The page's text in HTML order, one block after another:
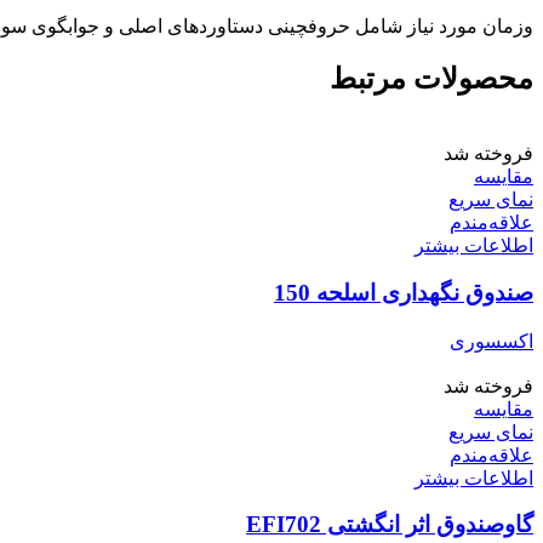
وزمان مورد نیاز شامل حروفچینی دستاوردهای اصلی و جوابگوی
محصولات مرتبط
فروخته شد
مقایسه
نمای سریع
علاقه‌مندم
اطلاعات بیشتر
صندوق نگهداری اسلحه 150
اکسسوری
فروخته شد
مقایسه
نمای سریع
علاقه‌مندم
اطلاعات بیشتر
گاوصندوق اثر انگشتی EFI702